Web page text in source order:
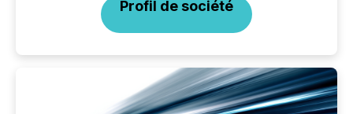
Profil de société